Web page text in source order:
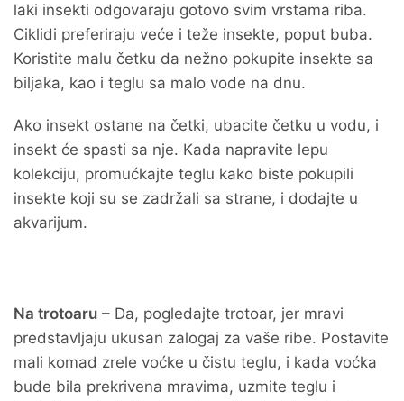
laki insekti odgovaraju gotovo svim vrstama riba.
Ciklidi preferiraju veće i teže insekte, poput buba.
Koristite malu četku da nežno pokupite insekte sa
biljaka, kao i teglu sa malo vode na dnu.
Ako insekt ostane na četki, ubacite četku u vodu, i
insekt će spasti sa nje. Kada napravite lepu
kolekciju, promućkajte teglu kako biste pokupili
insekte koji su se zadržali sa strane, i dodajte u
akvarijum.
Na trotoaru – Da, pogledajte trotoar, jer mravi
predstavljaju ukusan zalogaj za vaše ribe. Postavite
mali komad zrele voćke u čistu teglu, i kada voćka
bude bila prekrivena mravima, uzmite teglu i